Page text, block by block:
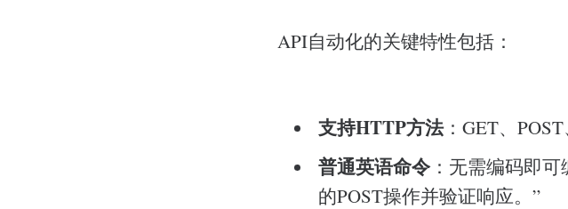
API自动化的关键特性包括：
支持HTTP方法：GET、
普通英语命令：无需编码即可
的POST操作并验证响应。”